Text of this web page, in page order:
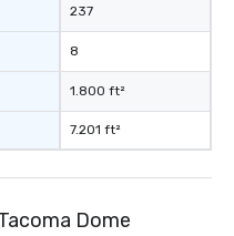
237
8
1.800 ft²
7.201 ft²
Dome